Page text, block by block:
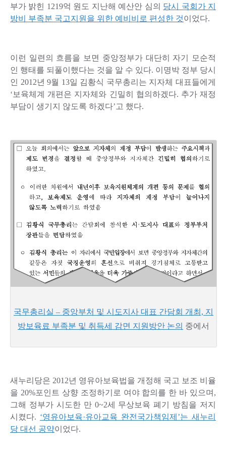
부가 밝힌 1219억 원도 지난해 예산안 심의 당시 국회가 지
방비 부족분 국고지원을 위한 예비비로 편성한 것이었다.
이런 일련의 흐름을 보면 중앙정부가 대단히 자기 모순적
인 행태를 되풀이했다는 것을 알 수 있다. 이명박 정부 당시
인 2012년 9월 13일 김황식 국무총리는 지자체 대표들에게
‘보육체계 개편은 지자체와 긴밀히 협의하겠다. 추가 재정
부담이 생기지 않도록 하겠다’고 했다.
국무총리실 – 중앙부처 및 시도지사 대표 간담회 개최, 지
방보육료 부족분 및 취득세 감면 지원방안 논의 중에서
새누리당은 2012년 영유아보육법을 개정해 국고 보조 비율
을 20%포인트 상향 조정하기로 여야 합의를 한 바 있으며,
그해 정부가 시도한 만 0~2세 무상보육 폐기 방침을 저지
시켰다. ‘영유아보육·유아교육 완전국가책임제’는 새누리
당 대선 공약이었다.